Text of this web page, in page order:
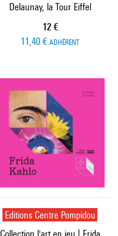
Delaunay, la Tour Eiffel
Prix ​​actuel
12 €
11,40 € ADHÉRENT
Editions Centre Pompidou